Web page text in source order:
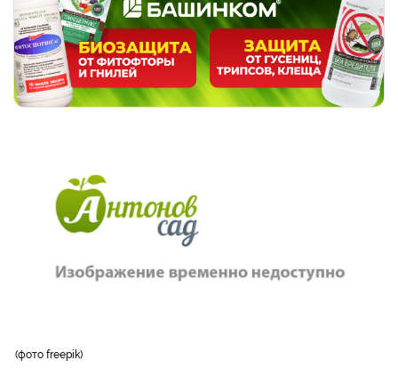
фото freepik